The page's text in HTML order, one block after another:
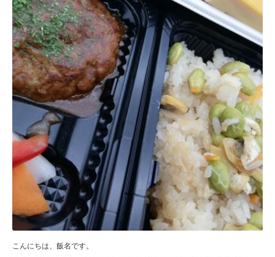
こんにちは、飯名です。